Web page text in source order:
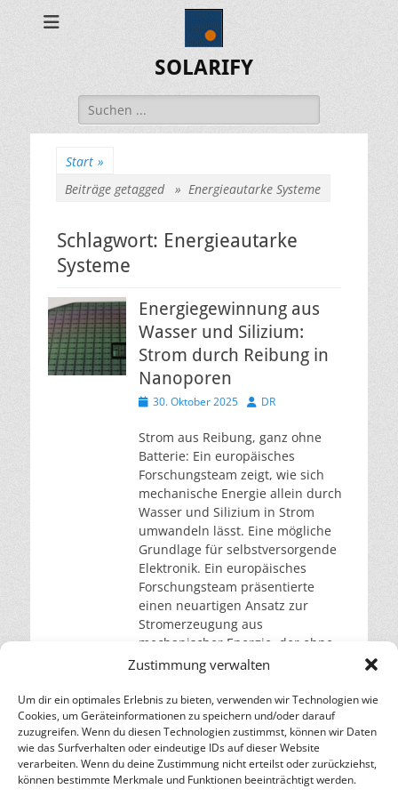
Zustimmung verwalten
Um dir ein optimales Erlebnis zu bieten, verwenden wir Technologien wie
Cookies, um Geräteinformationen zu speichern und/oder darauf
zuzugreifen. Wenn du diesen Technologien zustimmst, können wir Daten
wie das Surfverhalten oder eindeutige IDs auf dieser Website
verarbeiten. Wenn du deine Zustimmung nicht erteilst oder zurückziehst,
können bestimmte Merkmale und Funktionen beeinträchtigt werden.
SOLARIFY
Suchen
nach:
Start »
Beiträge getagged » Energieautarke Systeme
Schlagwort: Energieautarke
Systeme
Energiegewinnung aus
Wasser und Silizium:
Strom durch Reibung in
Nanoporen
Veröffentlicht
30. Oktober 2025 Autor
DR
Strom aus Reibung, ganz ohne
Batterie: Ein europäisches
Forschungsteam zeigt, wie sich
mechanische Energie allein durch
Wasser und Silizium in Strom
umwandeln lässt. Eine mögliche
Grundlage für selbstversorgende
Elektronik. Ein europäisches
Forschungsteam präsentierte
einen neuartigen Ansatz zur
Stromerzeugung aus
mechanischer Energie, der ohne
den Einsatz von Batterien oder
Dieser Ansatz basiert auf
weiterlesen…
– Energie für die Zukunft –